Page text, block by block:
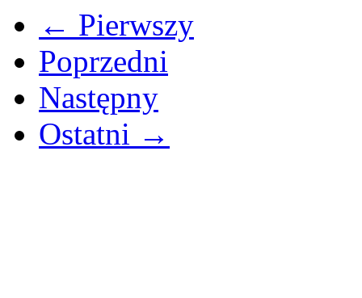
← Pierwszy
Poprzedni
Następny
Ostatni →